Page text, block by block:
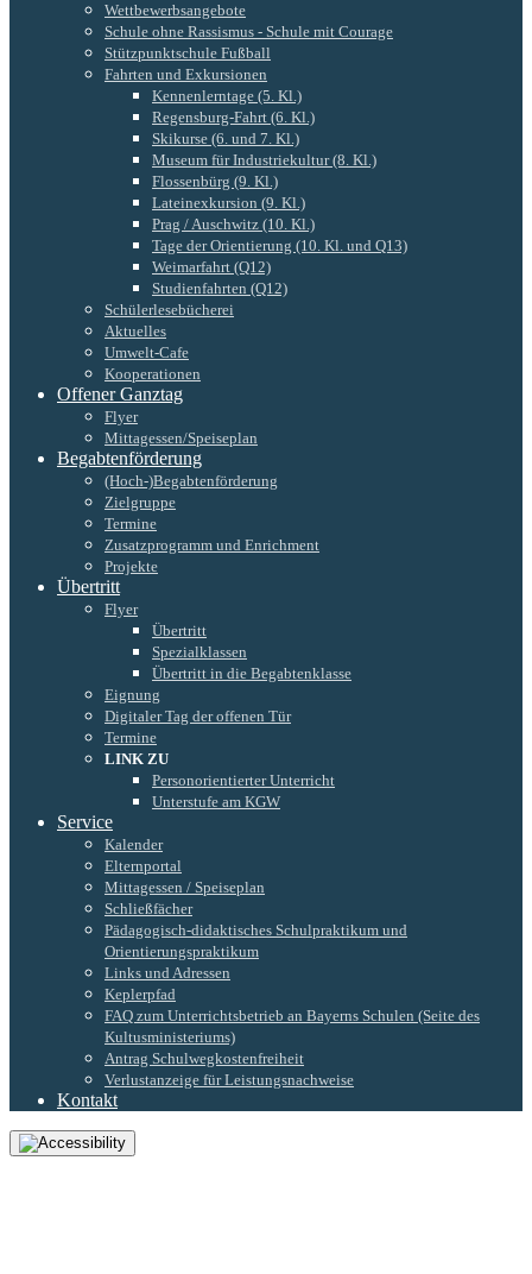
Wettbewerbsangebote
Schule ohne Rassismus - Schule mit Courage
Stützpunktschule Fußball
Fahrten und Exkursionen
Kennenlerntage (5. Kl.)
Regensburg-Fahrt (6. Kl.)
Skikurse (6. und 7. Kl.)
Museum für Industriekultur (8. Kl.)
Flossenbürg (9. Kl.)
Lateinexkursion (9. Kl.)
Prag / Auschwitz (10. Kl.)
Tage der Orientierung (10. Kl. und Q13)
Weimarfahrt (Q12)
Studienfahrten (Q12)
Schülerlesebücherei
Aktuelles
Umwelt-Cafe
Kooperationen
Offener Ganztag
Flyer
Mittagessen/Speiseplan
Begabtenförderung
(Hoch-)Begabtenförderung
Zielgruppe
Termine
Zusatzprogramm und Enrichment
Projekte
Übertritt
Flyer
Übertritt
Spezialklassen
Übertritt in die Begabtenklasse
Eignung
Digitaler Tag der offenen Tür
Termine
LINK ZU
Personorientierter Unterricht
Unterstufe am KGW
Service
Kalender
Elternportal
Mittagessen / Speiseplan
Schließfächer
Pädagogisch-didaktisches Schulpraktikum und
Orientierungspraktikum
Links und Adressen
Keplerpfad
FAQ zum Unterrichtsbetrieb an Bayerns Schulen (Seite des
Kultusministeriums)
Antrag Schulwegkostenfreiheit
Verlustanzeige für Leistungsnachweise
Kontakt